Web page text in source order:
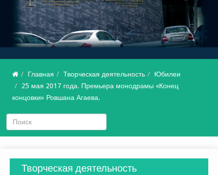
Главная Творческая деятельность
Юбилеи
25 мая 2017 года. Премьера монодрамы «Конец
концовки» Ровшана Агаева.
Творческая деятельность